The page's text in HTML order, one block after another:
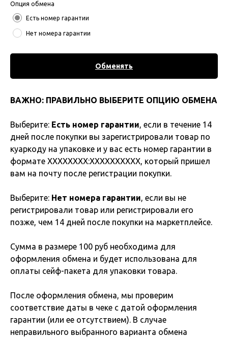
Опция обмена
Есть номер гарантии
Нет номера гарантии
Обменять
ВАЖНО: ПРАВИЛЬНО ВЫБЕРИТЕ ОПЦИЮ ОБМЕНА
Выберите: Есть номер гарантии, если в течение 14
дней после покупки вы зарегистрировали товар по
куаркоду на упаковке и у вас есть номер гарантии в
формате XXXXXXXX:XXXXXXXXXX, который пришел
вам на почту после регистрации покупки.
Выберите: Нет номера гарантии, если вы не
регистрировали товар или регистрировали его
позже, чем 14 дней после покупки на маркетплейсе.
Сумма в размере 100 руб необходима для
оформления обмена и будет использована для
оплаты сейф-пакета для упаковки товара.
После оформления обмена, мы проверим
соответствие даты в чеке с датой оформления
гарантии (или ее отсутствием). В случае
неправильного выбранного варианта обмена